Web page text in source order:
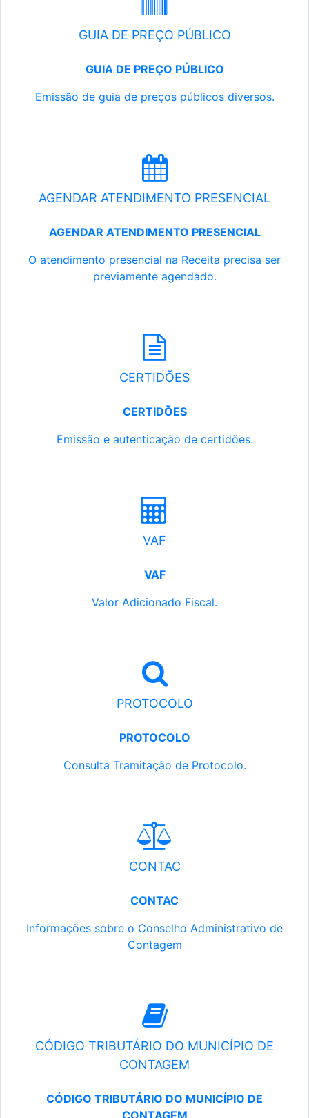
GUIA DE PREÇO PÚBLICO
GUIA DE PREÇO PÚBLICO
Emissão de guia de preços públicos diversos.
AGENDAR ATENDIMENTO PRESENCIAL
AGENDAR ATENDIMENTO PRESENCIAL
O atendimento presencial na Receita precisa ser
previamente agendado.
CERTIDÕES
CERTIDÕES
Emissão e autenticação de certidões.
VAF
VAF
Valor Adicionado Fiscal.
PROTOCOLO
PROTOCOLO
Consulta Tramitação de Protocolo.
CONTAC
CONTAC
Informações sobre o Conselho Administrativo de
Contagem
CÓDIGO TRIBUTÁRIO DO MUNICÍPIO DE
CONTAGEM
CÓDIGO TRIBUTÁRIO DO MUNICÍPIO DE